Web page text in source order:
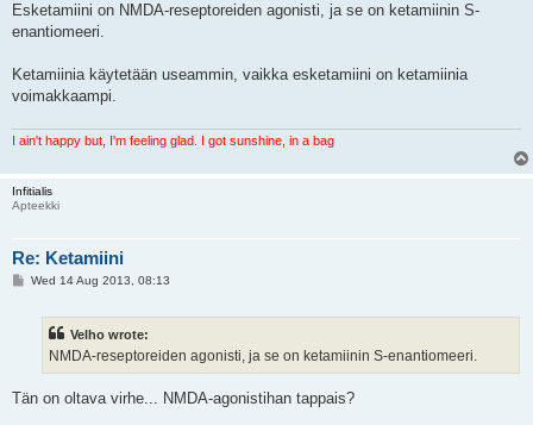
Esketamiini on NMDA-reseptoreiden agonisti, ja se on ketamiinin S-
enantiomeeri.
Ketamiinia käytetään useammin, vaikka esketamiini on ketamiinia
voimakkaampi.
I ain't happy but, I'm feeling glad. I got sunshine, in a bag
Infitialis
Apteekki
Re: Ketamiini
PWed 14 Aug 2013, 08:13
Velho wrote:
NMDA-reseptoreiden agonisti, ja se on ketamiinin S-enantiomeeri.
Tän on oltava virhe... NMDA-agonistihan tappais?